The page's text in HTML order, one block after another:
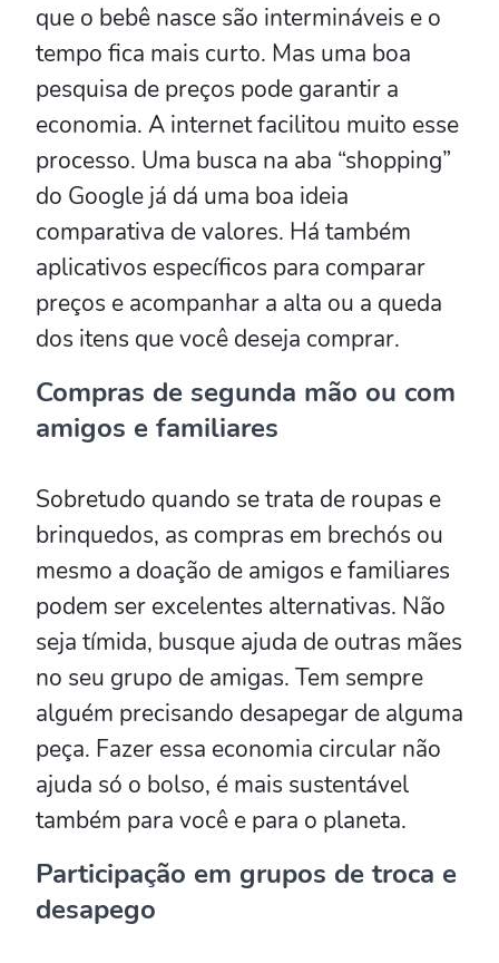
que o bebê nasce são intermináveis e o
tempo fica mais curto. Mas uma boa
pesquisa de preços pode garantir a
economia. A internet facilitou muito esse
processo. Uma busca na aba “shopping”
do Google já dá uma boa ideia
comparativa de valores. Há também
aplicativos específicos para comparar
preços e acompanhar a alta ou a queda
dos itens que você deseja comprar.
Compras de segunda mão ou com
amigos e familiares
Sobretudo quando se trata de roupas e
brinquedos, as compras em brechós ou
mesmo a doação de amigos e familiares
podem ser excelentes alternativas. Não
seja tímida, busque ajuda de outras mães
no seu grupo de amigas. Tem sempre
alguém precisando desapegar de alguma
peça. Fazer essa economia circular não
ajuda só o bolso, é mais sustentável
também para você e para o planeta.
Participação em grupos de troca e
desapego